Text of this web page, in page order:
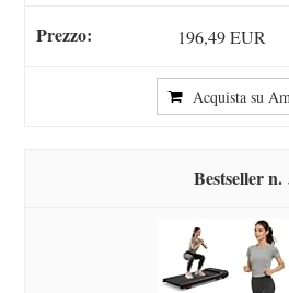
196,49 EUR
Acquista su